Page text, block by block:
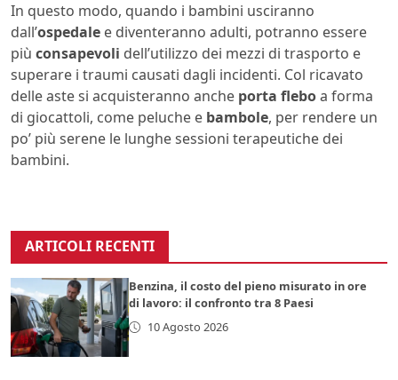
In questo modo, quando i bambini usciranno
dall’ospedale e diventeranno adulti, potranno essere
più consapevoli dell’utilizzo dei mezzi di trasporto e
superare i traumi causati dagli incidenti. Col ricavato
delle aste si acquisteranno anche porta fleboa forma
di giocattoli, come peluche e bambole, per rendere un
po’ più serene le lunghe sessioni terapeutiche dei
bambini.
ARTICOLI RECENTI
Benzina, il costo del pieno misurato in ore
di lavoro: il confronto tra 8 Paesi
10 Agosto 2026